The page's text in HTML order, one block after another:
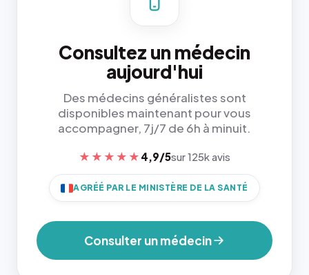
Consultez un médecin
aujourd'hui
Des médecins généralistes sont
disponibles maintenant pour vous
accompagner, 7j/7 de 6h à minuit.
★★★★★ 4,9/5sur 125k avis
AGRÉÉ PAR LE MINISTÈRE DE LA SANTÉ
Consulter un médecin